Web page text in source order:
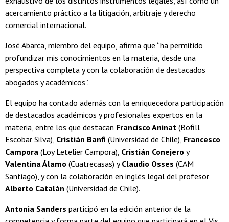
acercamiento práctico a la litigación, arbitraje y derecho
comercial internacional.
José Abarca, miembro del equipo, afirma que “ha permitido
profundizar mis conocimientos en la materia, desde una
perspectiva completa y con la colaboración de destacados
abogados y académicos”.
El equipo ha contado además con la enriquecedora participación
de destacados académicos y profesionales expertos en la
materia, entre los que destacan Francisco Aninat (Bofill
Escobar Silva), Cristián Banfi (Universidad de Chile), Francesco
Campora (Loy Letelier Campora), Cristián Conejero y
Valentina Álamo (Cuatrecasas) yClaudio Osses (CAM
Santiago), y con la colaboración en inglés legal del profesor
Alberto Catalán (Universidad de Chile).
Antonia Sanders participó en la edición anterior de la